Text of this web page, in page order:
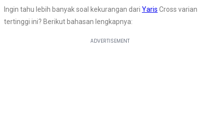
Ingin tahu lebih banyak soal kekurangan dari Yaris Cross varian
tertinggi ini? Berikut bahasan lengkapnya: